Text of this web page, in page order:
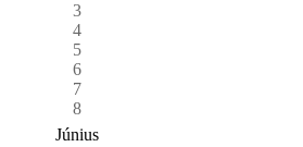
3
4
5
6
7
8
Június